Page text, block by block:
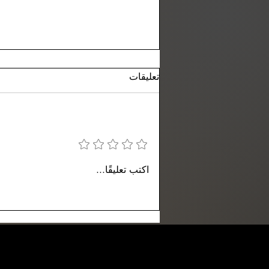
كيف تبدأ مشروع محمصة قهوة —
تعليقات
اكتب تعليقًا...